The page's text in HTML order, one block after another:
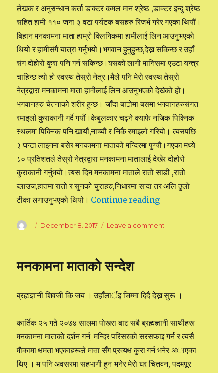
अनुभब
लेखक र अनुसन्धान कर्ता डाक्टर कमल मान श्रेष्ठ ,डाक्टर इन्दु श्रेष्ठ
सहित हामी ११० जना ३ वटा पर्यटक बसहरु रिजर्भ गरेर गएका थियौं।
बिहान मनकामना माता हाम्रो क्लिनिकमा हामीलाई लिन आउनुभएको
थियो र हामीसंगै यात्रा गर्नुभयो।भगवान हुनुहुन्छ,देख्न सकिन्छ र उहाँ
संग दोहोरो कुरा पनि गर्न सकिन्छ।यसको लागी मानिसमा एउटा यन्त्र
चाहिन्छ त्यो हो स्वस्थ तेस्रो नेत्र।मैले पनि मेरोस्वस्थ तेस्रो
नेत्रद्वारा मनकामना माता हामीलाई लिन आउनुभएको देखेको हो।
भगवानहरु चेतनाको शरीर हुन्छ। जाँदा बाटोमा बसमा भगवानहरुसंगत
रमाइलो कुराकानी गर्दै गयौं।केबुलकार चढ्ने क्याफे नजिक पिक्निक
स्थलमा पिक्निक पनि खायौं,नाच्यौ र निकै रमाइलो गरियो। त्यसपछि
३ घन्टा लाइनमा बसेर मनकामना माताको मन्दिरमा पुग्यौ।गएका मध्ये
८० प्रतिशतले तेस्रो नेत्रद्वारा मनकामना मातालाई देखेर दोहोरो
कुराकानी गर्नुभयो।त्यस दिन मनकामना माताले रातो साडी ,रातो
ब्लाउज,हातमा रातो र सुनको चुराहरु,निधारमा सादा तर अलि ठुलो
टीका लगाउनुभएको थियो। Continue reading
Author
Posted
December 8, 2017 Leave a comment
मनकामना माताकाे सन्देश
ब्रह्मज्ञानी शिवजी कि जय । उहाँलार्इ जिम्मा दिदै देख्न सुरू ।
कार्तिक २५ गते २०७४ सालमा पाेखरा बाट सबै ब्रह्मज्ञानी साथीहरू
मनकामना माताकाे दर्शन गर्न, मन्दिर परिसरकाे सरसफाइ गर्न र त्यसै
माैकामा क्षमता भएकाहरूले माता सँग प्रत्यक्ष कुरा गर्न भनेर अाएका
थिए । म पनि अवसरमा सहभागी हुन भनेर मेराे घर चितवन, पदमपूर